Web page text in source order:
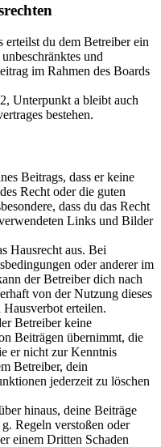
erteilst du dem Betreiber ein
und
im Rahmen des Boards
Unterpunkt a bleibt auch
bestehen.
Beitrags, dass er keine
Recht oder die guten
dass du das Recht
Links und Bilder
Hausrecht aus. Bei
oder anderer im
der Betreiber dich nach
von der Nutzung dieses
erteilen.
Betreiber keine
Beiträgen übernimmt, die
er nicht zur Kenntnis
Betreiber, dein
jederzeit zu löschen
hinaus, deine Beiträge
Regeln verstoßen oder
einem Dritten Schaden